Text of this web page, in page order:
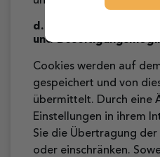
d. Dauer der
und
Cookies werden auf
gespeichert und von
übermittelt. Durch eine
Einstellungen in ihrem
Sie die Übertragung
oder einschränken.